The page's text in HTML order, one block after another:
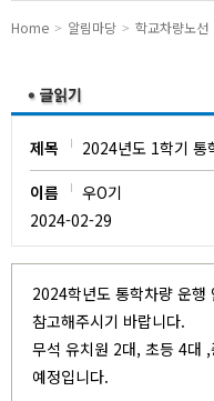
Home 알림마당 학교차량노선
제목
2024년도 1학기 통
이름
우O기
2024-02-29
2024학년도 통학차량 운행
참고해주시기 바랍니다.
무석 유치원 2대, 초등 4대
예정입니다.